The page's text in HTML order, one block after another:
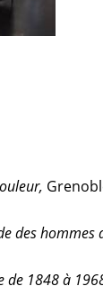
des hommes
de 1848 à